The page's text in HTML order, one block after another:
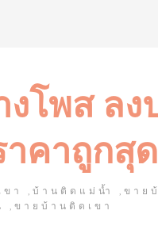
โพส ล
คาถูกสุ
า ,บ้านติดแม่น้ำ ,ขา
,ขายบ้านติดเขา